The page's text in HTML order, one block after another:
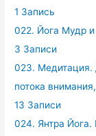
1 Запись
022. Йога Мудр
3 Записи
023. Медитация.
потока
13 Записи
024. Янтра Йога.